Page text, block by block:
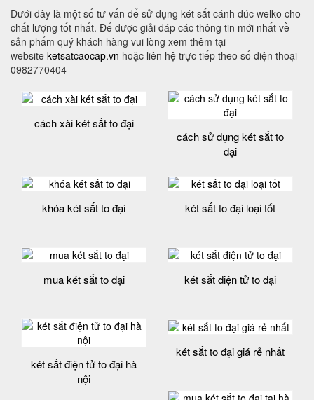
Dưới đây là một số tư vấn để sử dụng két sắt cánh đúc welko cho
chất lượng tốt nhất. Để được giải đáp các thông tin mới nhất về
sản phẩm quý khách hàng vui lòng xem thêm tại
website ketsatcaocap.vn hoặc liên hệ trực tiếp theo số điện thoại
0982770404
cách xài két sắt to đại
cách sử dụng két sắt to
đại
khóa két sắt to đại két sắt to đại loại tốt
mua két sắt to đại két sắt điện tử to đại
két sắt điện tử to đại hà
nội
két sắt to đại giá rẻ nhất